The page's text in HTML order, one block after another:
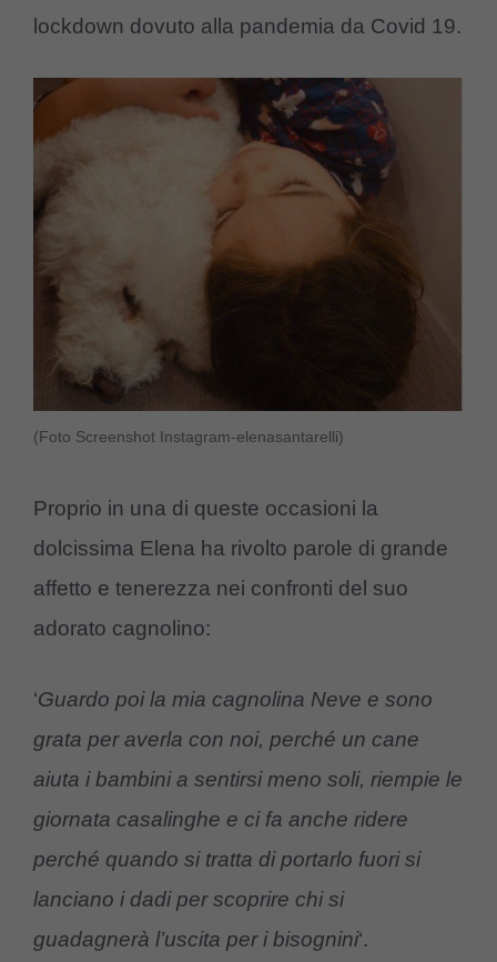
lockdown dovuto alla pandemia da Covid 19.
(Foto Screenshot Instagram-elenasantarelli)
Proprio in una di queste occasioni la
dolcissima Elena ha rivolto parole di grande
affetto e tenerezza nei confronti del suo
adorato cagnolino:
‘Guardo poi la mia cagnolina Neve e sono
grata per averla con noi, perché un cane
aiuta i bambini a sentirsi meno soli, riempie le
giornata casalinghe e ci fa anche ridere
perché quando si tratta di portarlo fuori si
lanciano i dadi per scoprire chi si
guadagnerà l’uscita per i bisognini‘.